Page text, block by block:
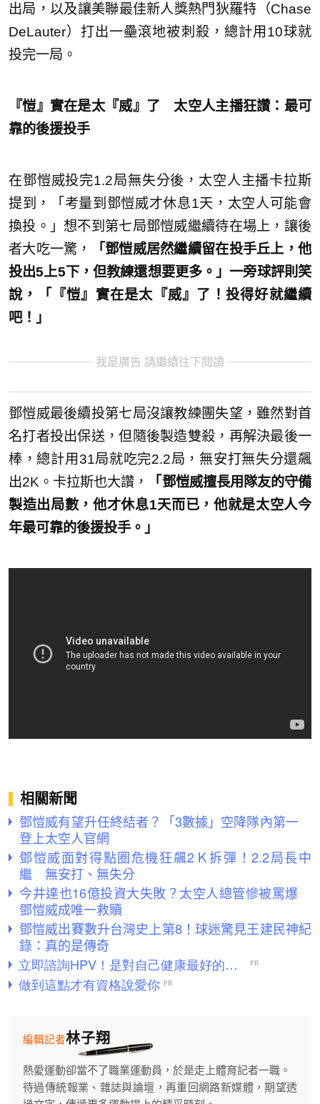
出局，以及讓美聯最佳新人獎熱門狄羅特（Chase
DeLauter）打出一壘滾地被刺殺，總計用10球就
投完一局。
『愷』實在是太『威』了 太空人主播狂讚：最可
靠的後援投手
在鄧愷威投完1.2局無失分後，太空人主播卡拉斯
提到，「考量到鄧愷威才休息1天，太空人可能會
換投。」想不到第七局鄧愷威繼續待在場上，讓後
者大吃一驚，
「鄧愷威居然繼續留在投手丘上，他
投出5上5下，但教練還想要更多。」一旁球評則笑
說，「『愷』實在是太『威』了！投得好就繼續
吧！」
我是廣告 請繼續往下閱讀
鄧愷威最後續投第七局沒讓教練團失望，雖然對首
名打者投出保送，但隨後製造雙殺，再解決最後一
棒，總計用31局就吃完2.2局，無安打無失分還飆
出2K。卡拉斯也大讚，
「鄧愷威擅長用隊友的守備
製造出局數，他才休息1天而已，他就是太空人今
年最可靠的後援投手。」
相關新聞
鄧愷威有望升任終結者？「3數據」空降隊內第一
登上太空人官網
鄧愷威面對得點圈危機狂飆2Ｋ拆彈！2.2局長中
繼 無安打、無失分
今井達也16億投資大失敗？太空人總管慘被罵爆
鄧愷威成唯一救贖
鄧愷威出賽數升台灣史上第8！球迷驚見王建民神紀
錄：真的是傳奇
林子翔
編輯記者
熱愛運動卻當不了職業運動員，於是走上體育記者一職。
待過傳統報業、雜誌與論壇，再重回網路新媒體，期望透